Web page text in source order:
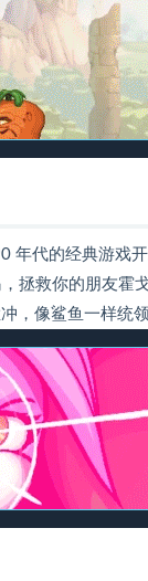
年代的经典游戏
拯救你的朋友
，像鲨鱼一样统领